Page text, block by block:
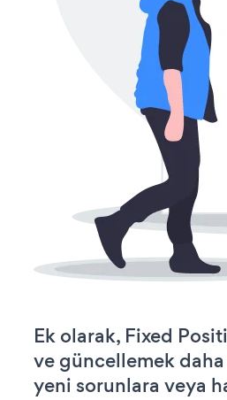
Ek olarak, Fixed
ve güncellemek
yeni sorunlara veya